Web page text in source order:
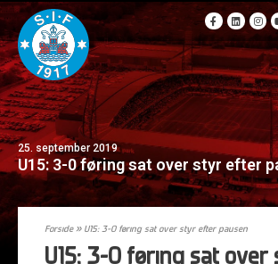
25. september 2019
U15: 3-0 føring sat over styr efter
Forside» U15: 3-0 føring sat over styr efter pausen
U15: 3-0 føring sat over